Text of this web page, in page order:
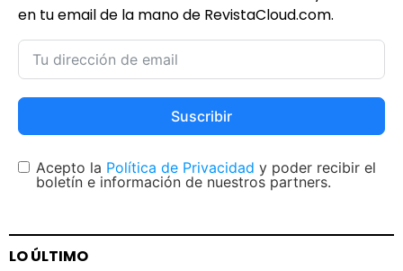
en tu email de la mano de RevistaCloud.com.
Suscribir
Acepto la Política de Privacidad y poder recibir el
boletín e información de nuestros partners.
LO ÚLTIMO